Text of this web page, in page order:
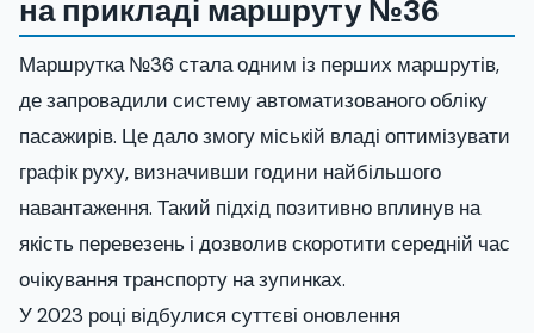
на прикладі маршруту №36
Маршрутка №36 стала одним із перших маршрутів,
де запровадили систему автоматизованого обліку
пасажирів. Це дало змогу міській владі оптимізувати
графік руху, визначивши години найбільшого
навантаження. Такий підхід позитивно вплинув на
якість перевезень і дозволив скоротити середній час
очікування транспорту на зупинках.
У 2023 році відбулися суттєві оновлення